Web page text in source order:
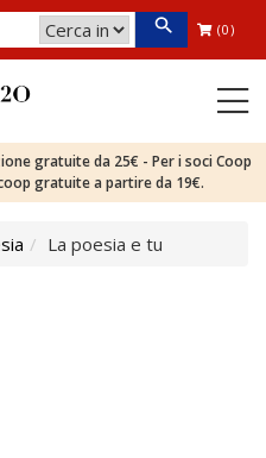
(0)
gratuite da 25€ - Per i soci Coop
gratuite a partire da 19€.
La poesia e tu